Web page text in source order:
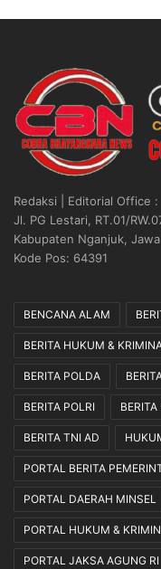
Redaksi | Editorial Office :
Jl. PG Lestari, RT.01/
Kabupaten Nganjuk,
Kode Pos: 64391
BENCANA ALAM
BERITA HUKUM &
BERITA POLDA
BERITA POLRI
BERITA TNI AD
PORTAL BERITA
PORTAL DAERAH MINSEL
PORTAL HUKUM &
PORTAL JAKSA AGUNG RI